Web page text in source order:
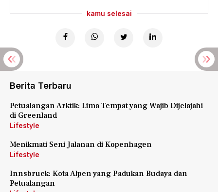
kamu selesai
Berita Terbaru
Petualangan Arktik: Lima Tempat yang Wajib Dijelajahi
di Greenland
Lifestyle
Menikmati Seni Jalanan di Kopenhagen
Lifestyle
Innsbruck: Kota Alpen yang Padukan Budaya dan
Petualangan